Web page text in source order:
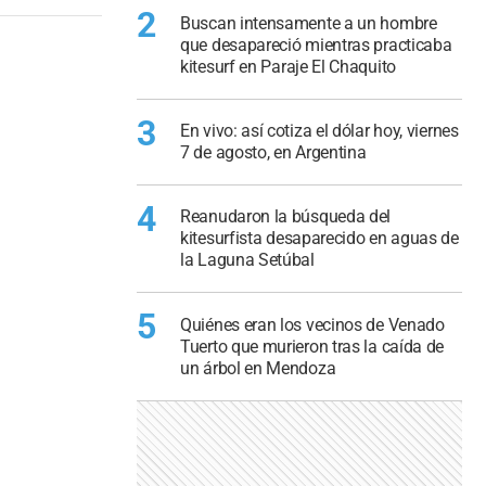
2
Buscan intensamente a un hombre
que desapareció mientras practicaba
kitesurf en Paraje El Chaquito
3
En vivo: así cotiza el dólar hoy, viernes
7 de agosto, en Argentina
4
Reanudaron la búsqueda del
kitesurfista desaparecido en aguas de
la Laguna Setúbal
5
Quiénes eran los vecinos de Venado
Tuerto que murieron tras la caída de
un árbol en Mendoza